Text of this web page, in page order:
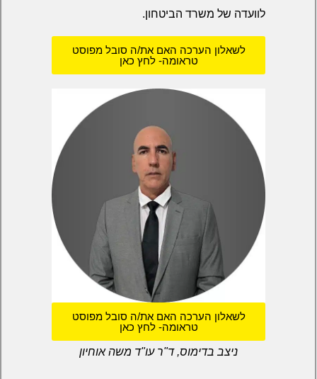
לוועדה של משרד הביטחון.
לשאלון הערכה האם את/ה סובל מפוסט
טראומה- לחץ כאן
לשאלון הערכה האם את/ה סובל מפוסט
טראומה- לחץ כאן
ניצב בדימוס, ד"ר עו"ד משה אוחיון